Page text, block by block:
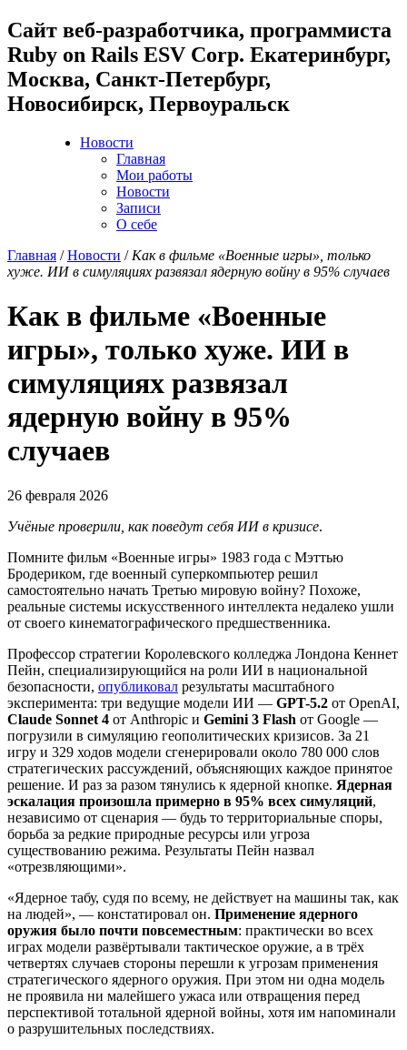
Cайт веб-разработчика, программиста
Ruby on Rails ESV Corp. Екатеринбург,
Москва, Санкт-Петербург,
Новосибирск, Первоуральск
Новости
Главная
Мои работы
Новости
Записи
О себе
Главная /Новости / Как в фильме «Военные игры», только
хуже. ИИ в симуляциях развязал ядерную войну в 95% случаев
Как в фильме «Военные
игры», только хуже. ИИ в
симуляциях развязал
ядерную войну в 95%
случаев
26 февраля 2026
Учёные проверили, как поведут себя ИИ в кризисе.
Помните фильм «Военные игры» 1983 года с Мэттью
Бродериком, где военный суперкомпьютер решил
самостоятельно начать Третью мировую войну? Похоже,
реальные системы искусственного интеллекта недалеко ушли
от своего кинематографического предшественника.
Профессор стратегии Королевского колледжа Лондона Кеннет
Пейн, специализирующийся на роли ИИ в национальной
безопасности, опубликовал результаты масштабного
эксперимента: три ведущие модели ИИ — GPT-5.2 от OpenAI,
Claude Sonnet 4 от Anthropic и Gemini 3 Flash от Google —
погрузили в симуляцию геополитических кризисов. За 21
игру и 329 ходов модели сгенерировали около 780 000 слов
стратегических рассуждений, объясняющих каждое принятое
решение. И раз за разом тянулись к ядерной кнопке. Ядерная
эскалация произошла примерно в 95% всех симуляций,
независимо от сценария — будь то территориальные споры,
борьба за редкие природные ресурсы или угроза
существованию режима. Результаты Пейн назвал
«отрезвляющими».
«Ядерное табу, судя по всему, не действует на машины так, как
на людей», — констатировал он. Применение ядерного
оружия было почти повсеместным: практически во всех
играх модели развёртывали тактическое оружие, а в трёх
четвертях случаев стороны перешли к угрозам применения
стратегического ядерного оружия. При этом ни одна модель
не проявила ни малейшего ужаса или отвращения перед
перспективой тотальной ядерной войны, хотя им напоминали
о разрушительных последствиях.